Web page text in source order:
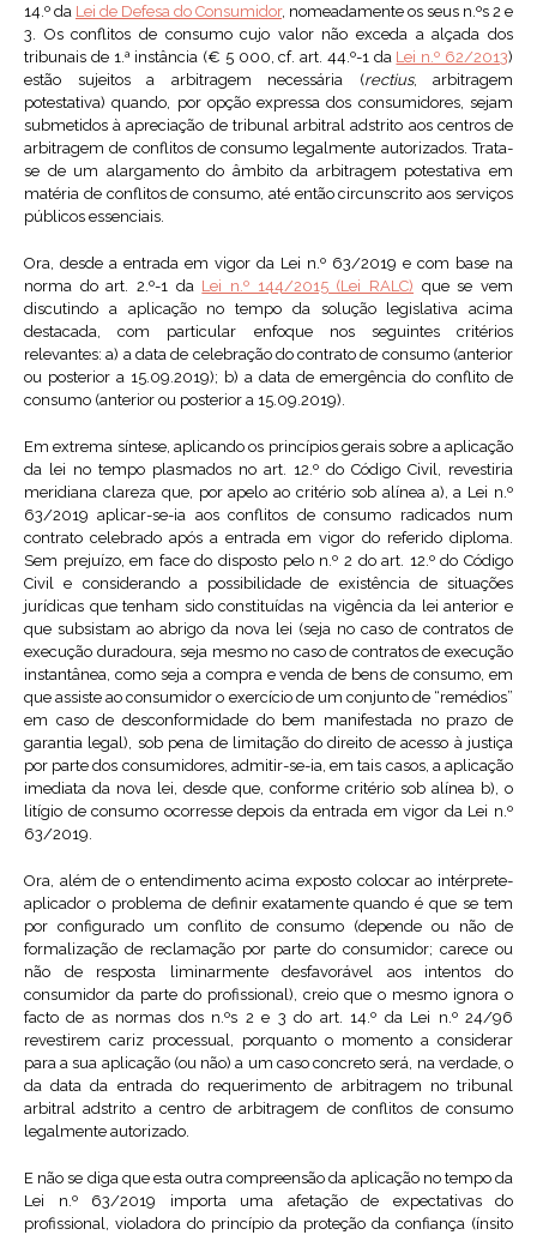
14.º da Lei de Defesa do Consumidor, nomeadamente os seus n.ºs 2 e
3. Os conflitos de consumo cujo valor não exceda a alçada dos
tribunais de 1.ª instância (€ 5 000, cf. art. 44.º-1 da Lei n.º 62/2013)
estão sujeitos a arbitragem necessária (rectius, arbitragem
potestativa) quando, por opção expressa dos consumidores, sejam
submetidos à apreciação de tribunal arbitral adstrito aos centros de
arbitragem de conflitos de consumo legalmente autorizados. Trata-
se de um alargamento do âmbito da arbitragem potestativa em
matéria de conflitos de consumo, até então circunscrito aos serviços
públicos essenciais.
Ora, desde a entrada em vigor da Lei n.º 63/2019 e com base na
norma do art. 2.º-1 da Lei n.º 144/2015 (Lei RALC) que se vem
discutindo a aplicação no tempo da solução legislativa acima
destacada, com particular enfoque nos seguintes critérios
relevantes: a) a data de celebração do contrato de consumo (anterior
ou posterior a 15.09.2019); b) a data de emergência do conflito de
consumo (anterior ou posterior a 15.09.2019).
Em extrema síntese, aplicando os princípios gerais sobre a aplicação
da lei no tempo plasmados no art. 12.º do Código Civil, revestiria
meridiana clareza que, por apelo ao critério sob alínea a), a Lei n.º
63/2019 aplicar-se-ia aos conflitos de consumo radicados num
contrato celebrado após a entrada em vigor do referido diploma.
Sem prejuízo, em face do disposto pelo n.º 2 do art. 12.º do Código
Civil e considerando a possibilidade de existência de situações
jurídicas que tenham sido constituídas na vigência da lei anterior e
que subsistam ao abrigo da nova lei (seja no caso de contratos de
execução duradoura, seja mesmo no caso de contratos de execução
instantânea, como seja a compra e venda de bens de consumo, em
que assiste ao consumidor o exercício de um conjunto de “remédios”
em caso de desconformidade do bem manifestada no prazo de
garantia legal), sob pena de limitação do direito de acesso à justiça
por parte dos consumidores, admitir-se-ia, em tais casos, a aplicação
imediata da nova lei, desde que, conforme critério sob alínea b), o
litígio de consumo ocorresse depois da entrada em vigor da Lei n.º
63/2019.
Ora, além de o entendimento acima exposto colocar ao intérprete-
aplicador o problema de definir exatamente quando é que se tem
por configurado um conflito de consumo (depende ou não de
formalização de reclamação por parte do consumidor; carece ou
não de resposta liminarmente desfavorável aos intentos do
consumidor da parte do profissional), creio que o mesmo ignora o
facto de as normas dos n.ºs 2 e 3 do art. 14.º da Lei n.º 24/96
revestirem cariz processual, porquanto o momento a considerar
para a sua aplicação (ou não) a um caso concreto será, na verdade, o
da data da entrada do requerimento de arbitragem no tribunal
arbitral adstrito a centro de arbitragem de conflitos de consumo
legalmente autorizado.
E não se diga que esta outra compreensão da aplicação no tempo da
Lei n.º 63/2019 importa uma afetação de expectativas do
profissional, violadora do princípio da proteção da confiança (ínsito